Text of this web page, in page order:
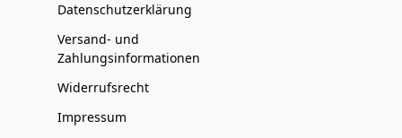
Datenschutzerklärung
Versand- und
Zahlungsinformationen
Widerrufsrecht
Impressum